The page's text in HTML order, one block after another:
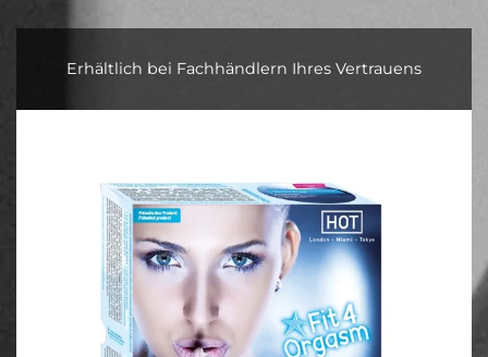
Erhältlich bei Fachhändlern Ihres Vertrauens